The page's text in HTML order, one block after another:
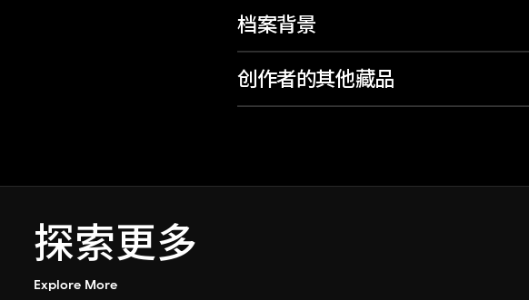
档案背景
创作者的其他藏品
探索更多
Explore More